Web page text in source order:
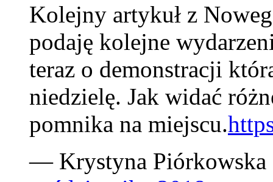
Kolejny artykuł z
podaję kolejne
teraz o demonstracji
niedzielę. Jak widać
pomnika na miejscu.
— Krystyna